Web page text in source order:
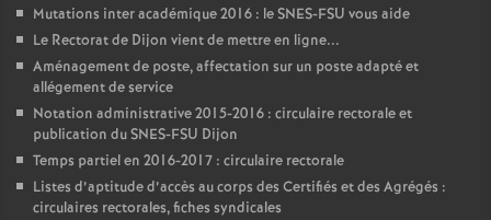
Mutations inter académique 2016 : le SNES-FSU vous aide
Le Rectorat de Dijon vient de mettre en ligne...
Aménagement de poste, affectation sur un poste adapté et
allégement de service
Notation administrative 2015-2016 : circulaire rectorale et
publication du SNES-FSU Dijon
Temps partiel en 2016-2017 : circulaire rectorale
Listes d’aptitude d’accès au corps des Certifiés et des Agrégés :
circulaires rectorales, fiches syndicales